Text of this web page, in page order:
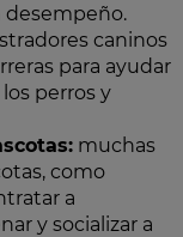
desempeño.
caninos
para ayudar
perros y
muchas
como
a
y socializar a